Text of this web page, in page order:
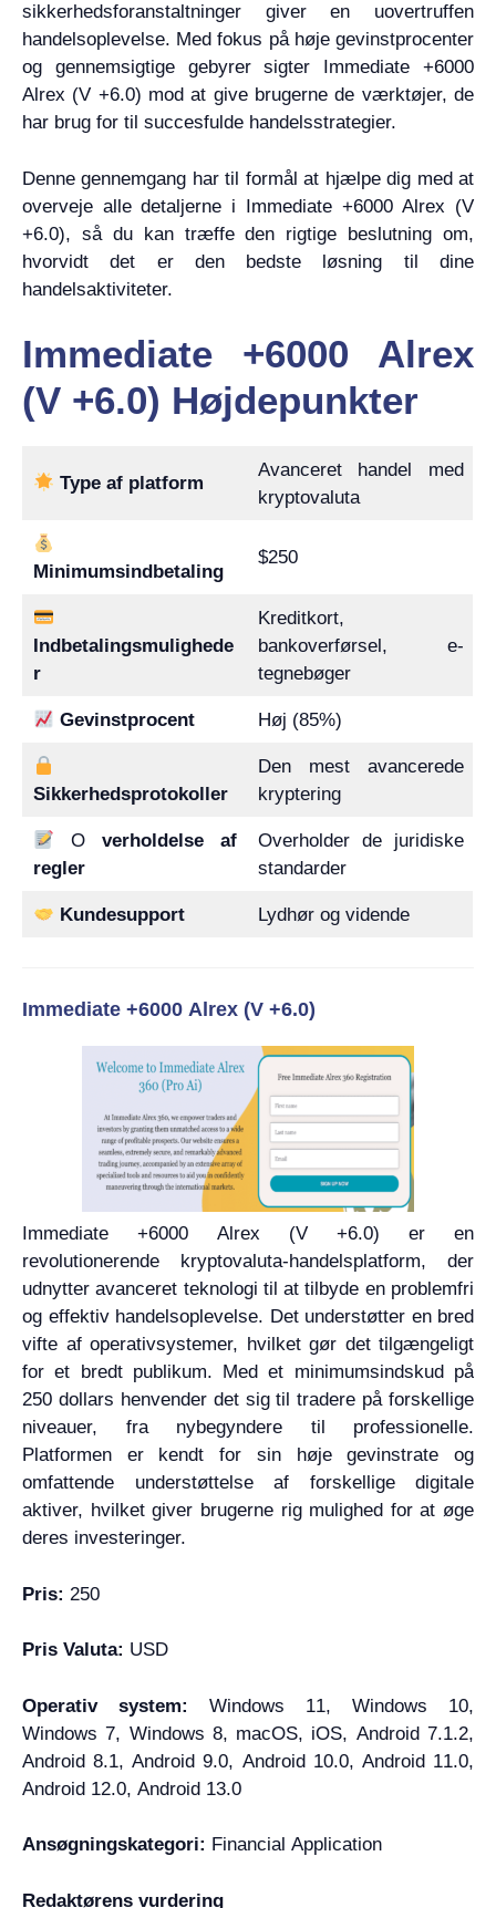
sikkerhedsforanstaltninger giver en uovertruffen
handelsoplevelse. Med fokus på høje gevinstprocenter
og gennemsigtige gebyrer sigter Immediate +6000
Alrex (V +6.0) mod at give brugerne de værktøjer, de
har brug for til succesfulde handelsstrategier.
Denne gennemgang har til formål at hjælpe dig med at
overveje alle detaljerne i Immediate +6000 Alrex (V
+6.0), så du kan træffe den rigtige beslutning om,
hvorvidt det er den bedste løsning til dine
handelsaktiviteter.
Immediate +6000 Alrex
(V +6.0) Højdepunkter
Type af platform
Avanceret handel med
kryptovaluta
Minimumsindbetaling
$250
Indbetalingsmulighede
r
Kreditkort,
bankoverførsel, e-
tegnebøger
Gevinstprocent Høj (85%)
Sikkerhedsprotokoller
Den mest avancerede
kryptering
O verholdelse af
regler
Overholder de juridiske
standarder
Kundesupport Lydhør og vidende
Immediate +6000 Alrex (V +6.0)
Immediate +6000 Alrex (V +6.0) er en
revolutionerende kryptovaluta-handelsplatform, der
udnytter avanceret teknologi til at tilbyde en problemfri
og effektiv handelsoplevelse. Det understøtter en bred
vifte af operativsystemer, hvilket gør det tilgængeligt
for et bredt publikum. Med et minimumsindskud på
250 dollars henvender det sig til tradere på forskellige
niveauer, fra nybegyndere til professionelle.
Platformen er kendt for sin høje gevinstrate og
omfattende understøttelse af forskellige digitale
aktiver, hvilket giver brugerne rig mulighed for at øge
deres investeringer.
Pris: 250
Pris Valuta: USD
Operativ system: Windows 11, Windows 10,
Windows 7, Windows 8, macOS, iOS, Android 7.1.2,
Android 8.1, Android 9.0, Android 10.0, Android 11.0,
Android 12.0, Android 13.0
Ansøgningskategori: Financial Application
Redaktørens vurdering